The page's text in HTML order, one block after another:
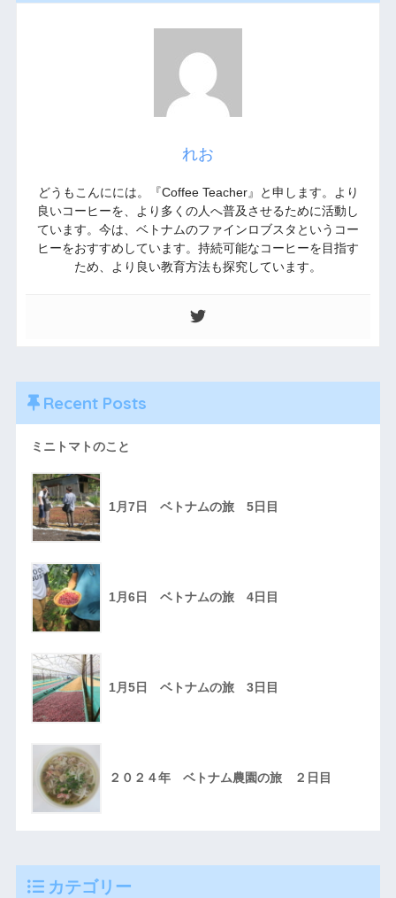
れお
どうもこんにには。『Coffee Teacher』と申します。より
良いコーヒーを、より多くの人へ普及させるために活動し
ています。今は、ベトナムのファインロブスタというコー
ヒーをおすすめしています。持続可能なコーヒーを目指す
ため、より良い教育方法も探究しています。
Recent Posts
ミニトマトのこと
1月7日 ベトナムの旅 5日目
1月6日 ベトナムの旅 4日目
1月5日 ベトナムの旅 3日目
２０２４年 ベトナム農園の旅 ２日目
カテゴリー